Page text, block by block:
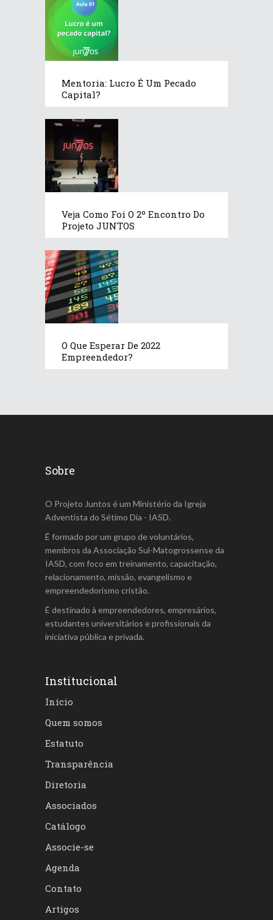
Mentoria: Lucro É Um Pecado
Capital?
Veja Como Foi O 2º Encontro Do
Projeto JUNTOS
O Que Esperar De 2022
Empreendedor?
Sobre
O Projeto Juntos é um Ministério da Igreja
Adventista do Sétimo Dia - IASD.
É formado por um grupo de voluntários,
membros da Associação Sul-Matogrossense da
IASD, com foco em treinamento, capacitação,
relacionamento, missão, evangelismo e
empreendedorismo cristão.
É destinado à empreendedores, empresários,
estudantes universitários e profissionais da
iniciativa pública e privada.
Institucional
Início
Quem somos
Estatuto
Transparência
Diretoria
Associados
Catálogo
Associe-se
Agenda
Contato
Artigos